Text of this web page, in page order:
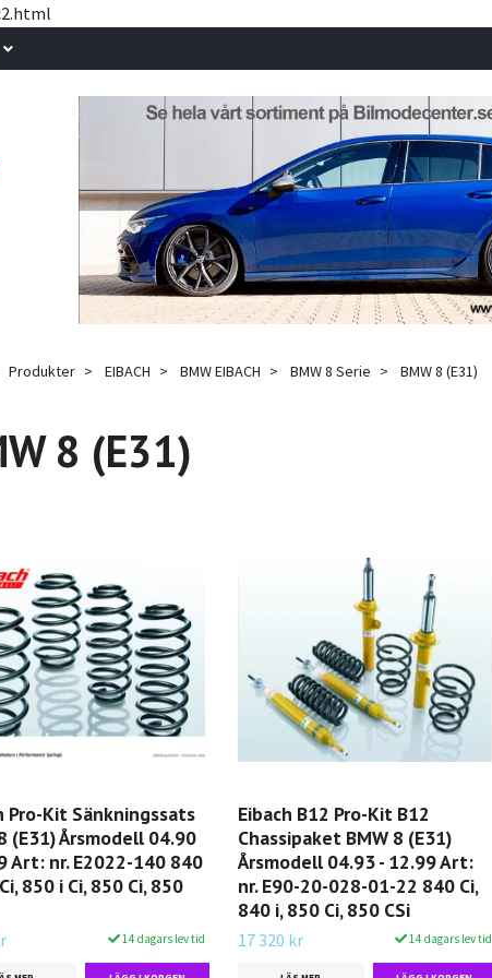
Produkter EIBACH BMW EIBACH BMW 8 Serie BMW 8 (E31)
8 (E31)
Pro-Kit Sänkningssats
(E31) Årsmodell 04.90
Art: nr. E2022-140 840
850 i Ci, 850 Ci, 850
14 dagars lev tid
Eibach B12 Pro-Kit B12
Chassipaket BMW 8 (E31)
Årsmodell 04.93 - 12.99 Art:
nr. E90-20-028-01-22 840 Ci,
840 i, 850 Ci, 850 CSi
17 320 kr 14 dagars lev tid